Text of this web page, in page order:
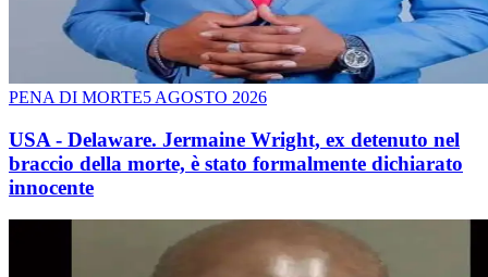
PENA DI MORTE5 AGOSTO 2026
USA - Delaware. Jermaine Wright, ex detenuto nel
braccio della morte, è stato formalmente dichiarato
innocente